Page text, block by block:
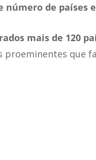
número de países
mais de 120
proeminentes que